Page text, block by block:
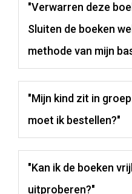
"Verwarren deze
Sluiten de boeken
methode van mijn
"Mijn kind zit in
moet ik bestellen?"
"Kan ik de boeken
uitproberen?"